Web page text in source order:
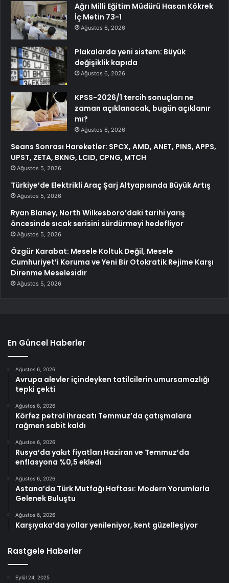
Ağrı Milli Eğitim Müdürü Hasan Kökrek
İç Metin 73-1
Ağustos 6, 2026
Plakalarda yeni sistem: Büyük
değişiklik kapıda
Ağustos 6, 2026
KPSS-2026/1 tercih sonuçları ne
zaman açıklanacak, bugün açıklanır
mı?
Ağustos 6, 2026
Seans Sonrası Hareketler: SPCX, AMD, ANET, PINS, APPS,
UPST, ZETA, BKNG, LCID, CPNG, MTCH
Ağustos 5, 2026
Türkiye’de Elektrikli Araç Şarj Altyapısında Büyük Artış
Ağustos 5, 2026
Ryan Blaney, North Wilkesboro’daki tarihi yarış
öncesinde sıcak serisini sürdürmeyi hedefliyor
Ağustos 5, 2026
Özgür Karabat: Mesele Koltuk Değil, Mesele
Cumhuriyet’i Koruma ve Yeni Bir Otokratik Rejime Karşı
Direnme Meselesidir
Ağustos 5, 2026
En Güncel Haberler
Ağustos 6, 2026
Avrupa alevler içindeyken tatilcilerin umursamazlığı
tepki çekti
Ağustos 6, 2026
Körfez petrol ihracatı Temmuz’da çatışmalara
rağmen sabit kaldı
Ağustos 6, 2026
Rusya’da yakıt fiyatları Haziran ve Temmuz’da
enflasyona %0,5 ekledi
Ağustos 6, 2026
Astana’da Türk Mutfağı Haftası: Modern Yorumlarla
Gelenek Buluştu
Ağustos 6, 2026
Karşıyaka’da yollar yenileniyor, kent güzelleşiyor
Rastgele Haberler
Eylül 24, 2025